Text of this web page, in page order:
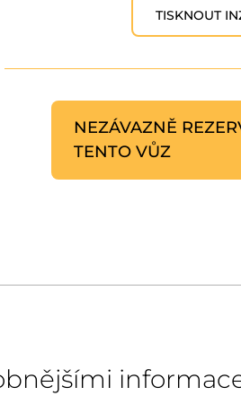
TISKNOUT
NEZÁVAZNĚ
TENTO VŮZ